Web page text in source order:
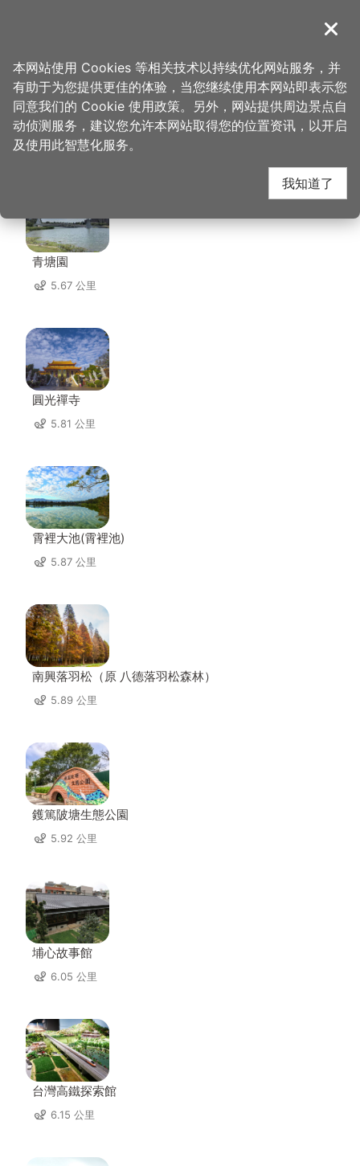
導覽
首页 > 想去的地方 > 住宿 > 桂冠旅馆
桂冠旅馆 周边景点
青塘園
5.67 公里
圓光禪寺
5.81 公里
霄裡大池(霄裡池)
5.87 公里
南興落羽松（原 八德落羽松森林）
5.89 公里
鑊篤陂塘生態公園
5.92 公里
埔心故事館
6.05 公里
台灣高鐵探索館
6.15 公里
关闭
本网站使用 Cookies 等相关技术以持续优化网站服务，并
有助于为您提供更佳的体验，当您继续使用本网站即表示您
同意我们的 Cookie 使用政策。另外，网站提供周边景点自
动侦测服务，建议您允许本网站取得您的位置资讯，以开启
及使用此智慧化服务。
我知道了